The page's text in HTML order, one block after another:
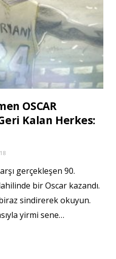
OSCAR
Kalan Herkes:
gerçekleşen 90.
bir Oscar kazandı.
sindirerek okuyun.
yirmi sene…